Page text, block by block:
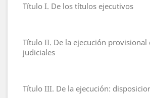
Título I. De los títulos ejecutivos
Título II. De la ejecución provisional
judiciales
Título III. De la ejecución: